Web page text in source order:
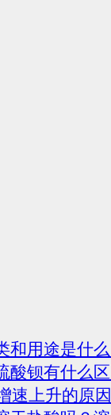
和用途是什
酸钡有什么
速上升的原